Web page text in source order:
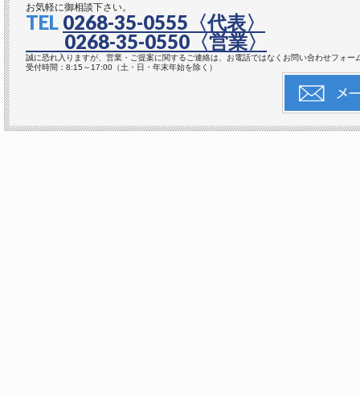
お気軽に御相談下さい。
TEL 0268-35-0555 〈代表〉
0268-35-0550 〈営業〉
誠に恐れ入りますが、営業・ご提案に関するご連絡は、お電話ではなくお問い合わせフォ
受付時間：8:15～17:00（土・日・年末年始を除く）